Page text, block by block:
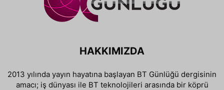
HAKKIMIZDA
2013 yılında yayın hayatına başlayan BT Günlüğü dergisinin
amacı; iş dünyası ile BT teknolojileri arasında bir köprü